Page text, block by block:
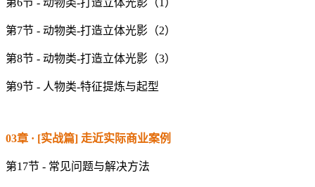
第6节 - 动物类-打造立体光影（1）
第7节 - 动物类-打造立体光影（2）
第8节 - 动物类-打造立体光影（3）
第9节 - 人物类-特征提炼与起型
03章 · [实战篇] 走近实际商业案例
第17节 - 常见问题与解决方法